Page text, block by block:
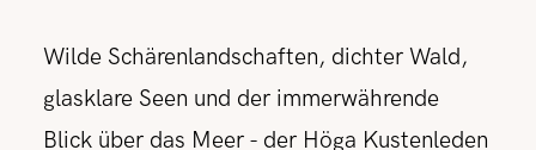
Wilde Schärenlandschaften, dichter Wald,
glasklare Seen und der immerwährende
Blick über das Meer - der Höga Kustenleden